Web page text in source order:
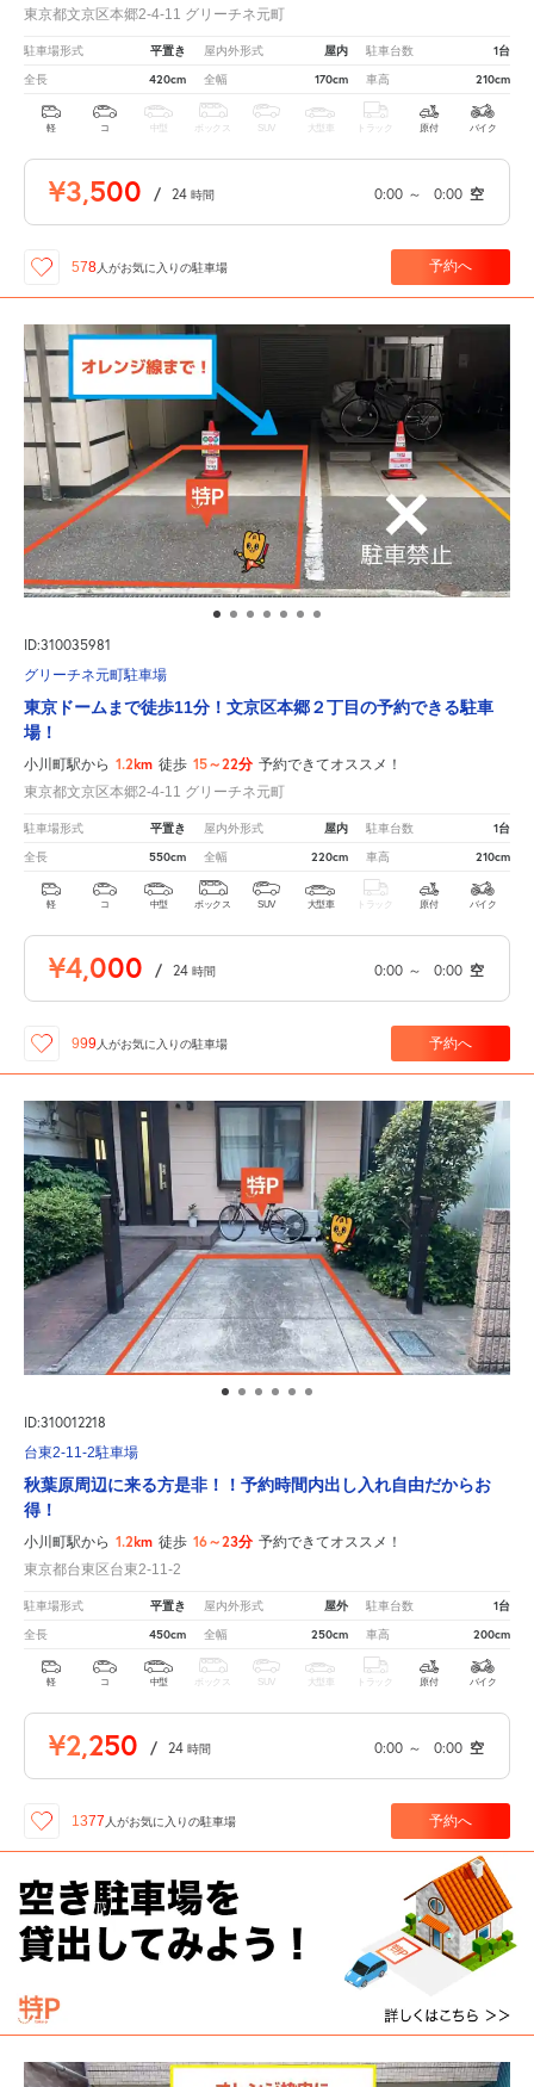
東京都文京区本郷2-4-11 グリーチネ元町
駐車場形式 平置き 屋内外形式 屋内 駐車台数 1台
全長 420cm 全幅 170cm 車高 210cm
軽 コ 中型 ボックス SUV 大型車 トラック 原付 バイク
¥3,500 / 24 時間 0:00 ～ 0:00 空
578 人がお気に入りの駐車場 予約へ
ID:310035981
グリーチネ元町駐車場
東京ドームまで徒歩11分！文京区本郷２丁目の予約できる駐車
場！
小川町駅から 1.2km 徒歩 15～22分 予約できてオススメ！
東京都文京区本郷2-4-11 グリーチネ元町
駐車場形式 平置き 屋内外形式 屋内 駐車台数 1台
全長 550cm 全幅 220cm 車高 210cm
軽 コ 中型 ボックス SUV 大型車 トラック 原付 バイク
¥4,000 / 24 時間 0:00 ～ 0:00 空
999人がお気に入りの駐車場 予約へ
ID:310012218
台東2-11-2駐車場
秋葉原周辺に来る方是非！！予約時間内出し入れ自由だからお
得！
小川町駅から 1.2km 徒歩 16～23分 予約できてオススメ！
東京都台東区台東2-11-2
駐車場形式 平置き 屋内外形式 屋外 駐車台数 1台
全長 450cm 全幅 250cm 車高 200cm
軽 コ 中型 ボックス SUV 大型車 トラック 原付 バイク
¥2,250 / 24 時間 0:00 ～ 0:00 空
1377 人がお気に入りの駐車場 予約へ